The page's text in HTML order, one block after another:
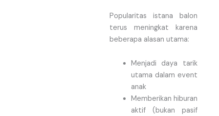
Popularitas istana balon
terus meningkat karena
beberapa alasan utama:
Menjadi daya tarik
utama dalam event
anak
Memberikan hiburan
aktif (bukan pasif